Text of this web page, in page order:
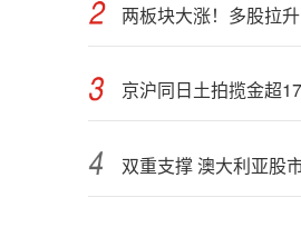
两板块大涨！多股拉
双重支撑 澳大利亚股